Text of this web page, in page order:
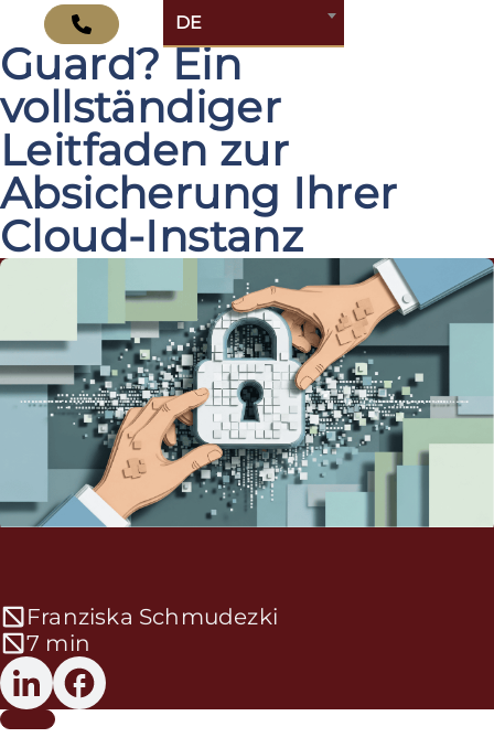
DE
Was ist Atlassian
Guard? Ein
vollständiger
Leitfaden zur
Absicherung Ihrer
Cloud-Instanz
Franziska Schmudezki
7 min